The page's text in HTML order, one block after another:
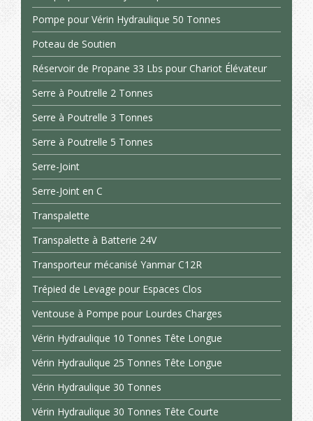
Pompe pour Vérin Hydraulique 50 Tonnes
Poteau de Soutien
Réservoir de Propane 33 Lbs pour Chariot Élévateur
Serre à Poutrelle 2 Tonnes
Serre à Poutrelle 3 Tonnes
Serre à Poutrelle 5 Tonnes
Serre-Joint
Serre-Joint en C
Transpalette
Transpalette à Batterie 24V
Transporteur mécanisé Yanmar C12R
Trépied de Levage pour Espaces Clos
Ventouse à Pompe pour Lourdes Charges
Vérin Hydraulique 10 Tonnes Tête Longue
Vérin Hydraulique 25 Tonnes Tête Longue
Vérin Hydraulique 30 Tonnes
Vérin Hydraulique 30 Tonnes Tête Courte